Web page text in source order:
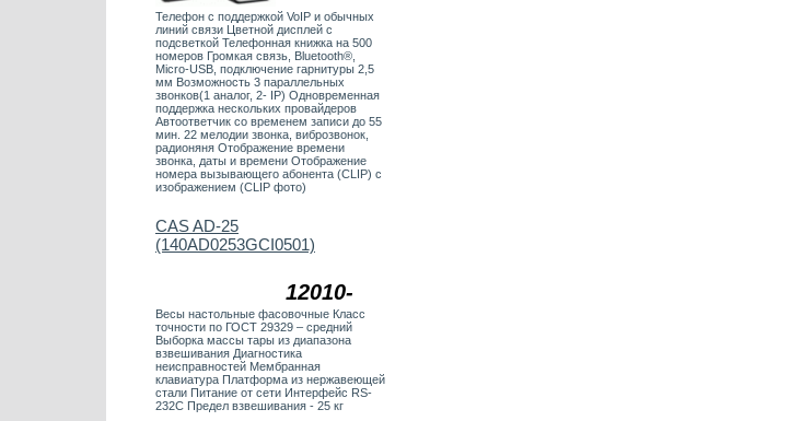
Телефон с поддержкой VoIP и обычных
линий связи Цветной дисплей с
подсветкой Телефонная книжка на 500
номеров Громкая связь, Bluetooth®,
Micro-USB, подключение гарнитуры 2,5
мм Возможность 3 параллельных
звонков(1 аналог, 2- IP) Одновременная
поддержка нескольких провайдеров
Автоответчик со временем записи до 55
мин. 22 мелодии звонка, виброзвонок,
радионяня Отображение времени
звонка, даты и времени Отображение
номера вызывающего абонента (CLIP) с
изображением (CLIP фото)
12010-
CAS AD-25
(140AD0253GCI0501)
Весы настольные фасовочные Класс
точности по ГОСТ 29329 – средний
Выборка массы тары из диапазона
взвешивания Диагностика
неисправностей Мембранная
клавиатура Платформа из нержавеющей
стали Питание от сети Интерфейс RS-
232С Предел взвешивания - 25 кг